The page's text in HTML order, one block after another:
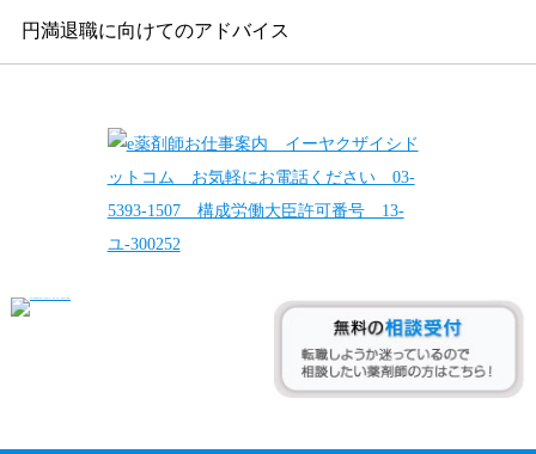
円満退職に向けてのアドバイス